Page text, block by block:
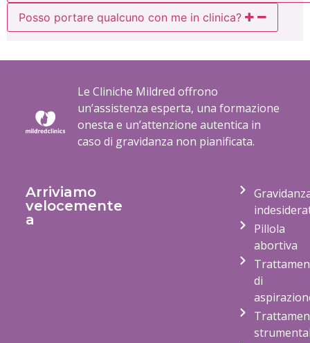
Posso portare qualcuno con me in clinica?
Le Cliniche Mildred offrono
un’assistenza esperta, una formazione
onesta e un’attenzione autentica in
caso di gravidanza non pianificata.
Arriviamo
velocemente
a
Pillola
abortiva
di